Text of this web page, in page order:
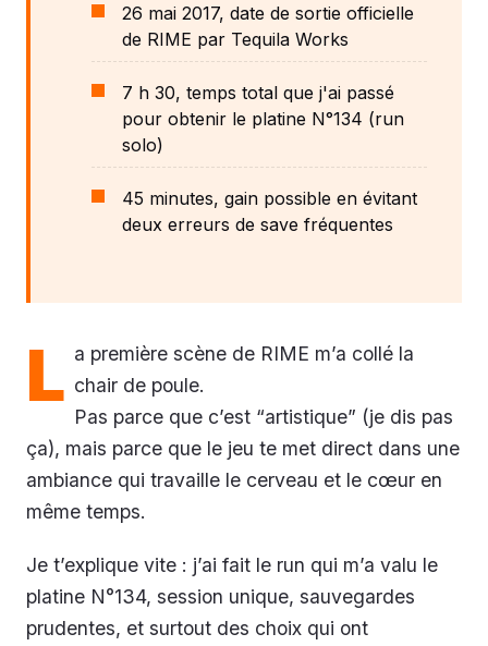
26 mai 2017, date de sortie officielle
de RIME par Tequila Works
7 h 30, temps total que j'ai passé
pour obtenir le platine N°134 (run
solo)
45 minutes, gain possible en évitant
deux erreurs de save fréquentes
L a première scène de RIME m’a collé la
chair de poule.
Pas parce que c’est “artistique” (je dis pas
ça), mais parce que le jeu te met direct dans une
ambiance qui travaille le cerveau et le cœur en
même temps.
Je t’explique vite : j’ai fait le run qui m’a valu le
platine N°134, session unique, sauvegardes
prudentes, et surtout des choix qui ont